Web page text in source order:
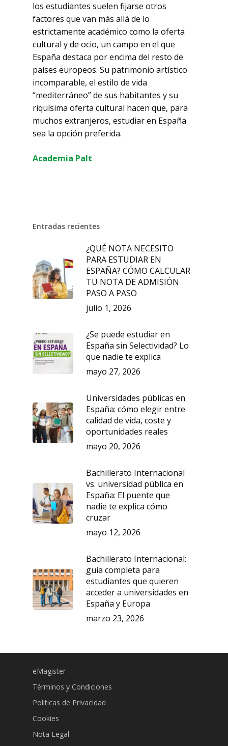
los estudiantes suelen fijarse otros
factores que van más allá de lo
estrictamente académico como la oferta
cultural y de ocio, un campo en el que
España destaca por encima del resto de
países europeos. Su patrimonio artístico
incomparable, el estilo de vida
“mediterráneo” de sus habitantes y su
riquísima oferta cultural hacen que, para
muchos extranjeros, estudiar en España
sea la opción preferida.
Academia Palt
Entradas recientes
¿QUÉ NOTA NECESITO
PARA ESTUDIAR EN
ESPAÑA? CÓMO CALCULAR
TU NOTA DE ADMISIÓN
PASO A PASO
julio 1, 2026
¿Se puede estudiar en
España sin Selectividad? Lo
que nadie te explica
mayo 27, 2026
Universidades públicas en
España: cómo elegir entre
calidad de vida, coste y
oportunidades reales
mayo 20, 2026
Bachillerato Internacional
vs. universidad pública en
España: El puente que
nadie te explica cómo
cruzar
mayo 12, 2026
Bachillerato Internacional:
guía completa para
estudiantes que quieren
acceder a universidades en
España y Europa
marzo 23, 2026
eMagister
Términos y Condiciones
Politicas de Privacidad
Cookies
Nota Legal